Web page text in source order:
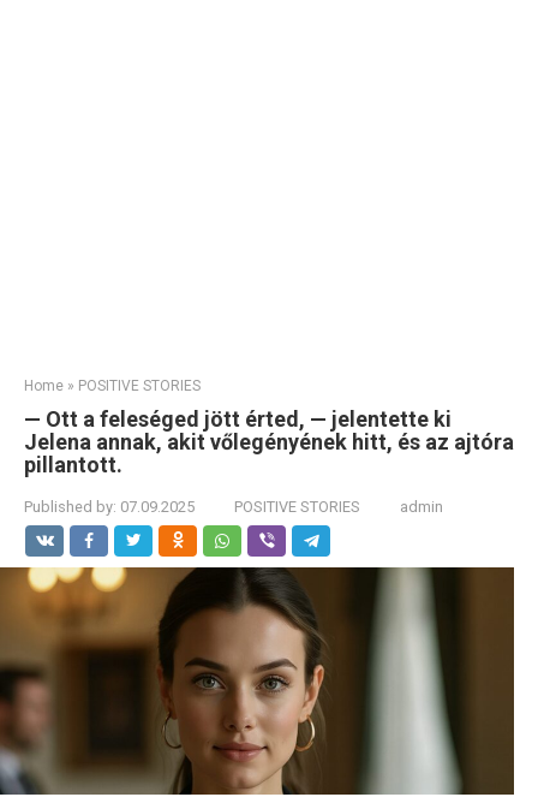
Home » POSITIVE STORIES
— Ott a feleséged jött érted, — jelentette ki
Jelena annak, akit vőlegényének hitt, és az ajtóra
pillantott.
Published by: 07.09.2025 POSITIVE STORIES admin